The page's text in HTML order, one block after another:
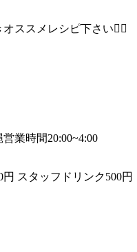
ススメレシピ下さい🙇‍♂️
業時間20:00~4:00
円 スタッフドリンク500円